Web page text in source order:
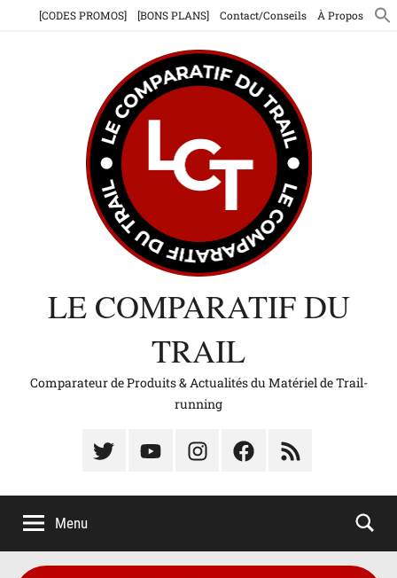
[CODES PROMOS] [BONS PLANS] Contact/Conseils À Propos
LE COMPARATIF DU
TRAIL
Comparateur de Produits & Actualités du Matériel de Trail-
running
Élément
menu
Élément
menu
Élément
menu
Élément
menu
Élément
menu
Menu